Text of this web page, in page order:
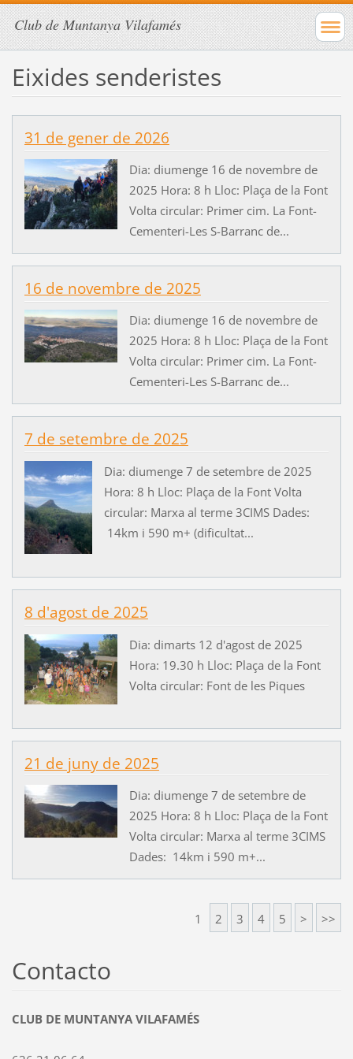
Club de Muntanya Vilafamés
Eixides senderistes
31 de gener de 2026
Dia: diumenge 16 de novembre de
2025 Hora: 8 h Lloc: Plaça de la Font
Volta circular: Primer cim. La Font-
Cementeri-Les S-Barranc de...
16 de novembre de 2025
Dia: diumenge 16 de novembre de
2025 Hora: 8 h Lloc: Plaça de la Font
Volta circular: Primer cim. La Font-
Cementeri-Les S-Barranc de...
7 de setembre de 2025
Dia: diumenge 7 de setembre de 2025
Hora: 8 h Lloc: Plaça de la Font Volta
circular: Marxa al terme 3CIMS Dades:
14km i 590 m+ (dificultat...
8 d'agost de 2025
Dia: dimarts 12 d'agost de 2025
Hora: 19.30 h Lloc: Plaça de la Font
Volta circular: Font de les Piques
21 de juny de 2025
Dia: diumenge 7 de setembre de
2025 Hora: 8 h Lloc: Plaça de la Font
Volta circular: Marxa al terme 3CIMS
Dades: 14km i 590 m+...
1 2 3 4 5 > >>
Contacto
CLUB DE MUNTANYA VILAFAMÉS